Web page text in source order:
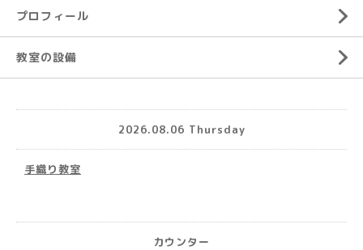
プロフィール
教室の設備
2026.08.06 Thursday
手織り教室
カウンター